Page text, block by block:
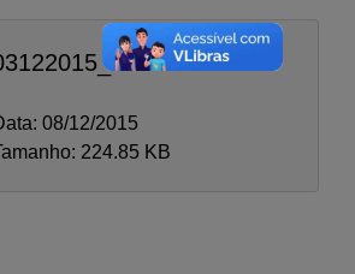
08/12/2015
224.85 KB